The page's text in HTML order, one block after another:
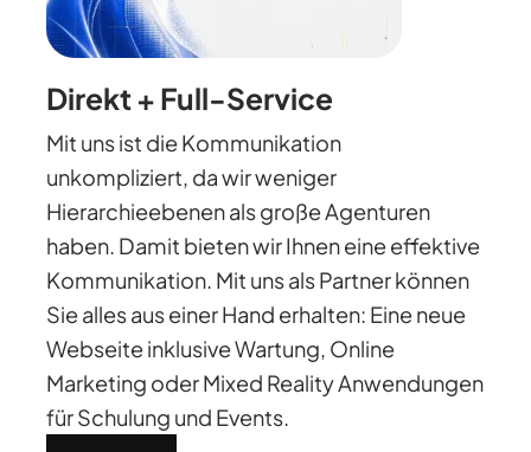
Direkt + Full-Service
Mit uns ist die Kommunikation
unkompliziert, da wir weniger
Hierarchieebenen als große Agenturen
haben. Damit bieten wir Ihnen eine effektive
Kommunikation. Mit uns als Partner können
Sie alles aus einer Hand erhalten: Eine neue
Webseite inklusive Wartung, Online
Marketing oder Mixed Reality Anwendungen
für Schulung und Events.